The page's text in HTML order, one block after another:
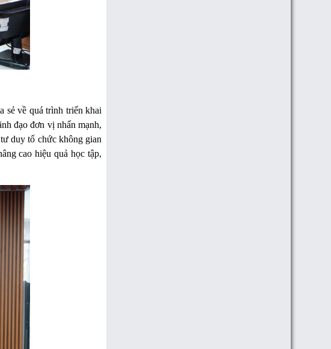
sẻ về quá trình triển khai
đạo đơn vị nhấn mạnh,
duy tổ chức không gian
cao hiệu quả học tập,